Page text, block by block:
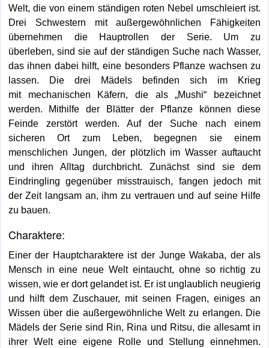
Welt, die von einem ständigen roten Nebel umschleiert ist.
Drei Schwestern mit außergewöhnlichen Fähigkeiten
übernehmen die Hauptrollen der Serie. Um zu
überleben, sind sie auf der ständigen Suche nach Wasser,
das ihnen dabei hilft, eine besonders Pflanze wachsen zu
lassen. Die drei Mädels befinden sich im Krieg
mit mechanischen Käfern, die als „Mushi“ bezeichnet
werden. Mithilfe der Blätter der Pflanze können diese
Feinde zerstört werden. Auf der Suche nach einem
sicheren Ort zum Leben, begegnen sie einem
menschlichen Jungen, der plötzlich im Wasser auftaucht
und ihren Alltag durchbricht. Zunächst sind sie dem
Eindringling gegenüber misstrauisch, fangen jedoch mit
der Zeit langsam an, ihm zu vertrauen und auf seine Hilfe
zu bauen.
Charaktere:
Einer der Hauptcharaktere ist der Junge Wakaba, der als
Mensch in eine neue Welt eintaucht, ohne so richtig zu
wissen, wie er dort gelandet ist. Er ist unglaublich neugierig
und hilft dem Zuschauer, mit seinen Fragen, einiges an
Wissen über die außergewöhnliche Welt zu erlangen. Die
Mädels der Serie sind Rin, Rina und Ritsu, die allesamt in
ihrer Welt eine eigene Rolle und Stellung einnehmen.